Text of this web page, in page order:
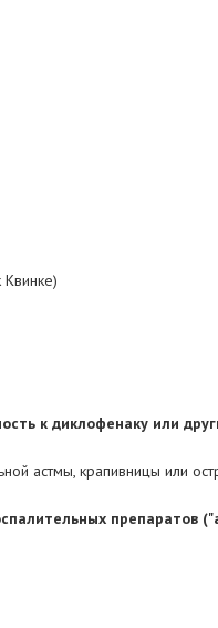
Квинке)
к диклофенаку или
астмы, крапивницы или
препаратов